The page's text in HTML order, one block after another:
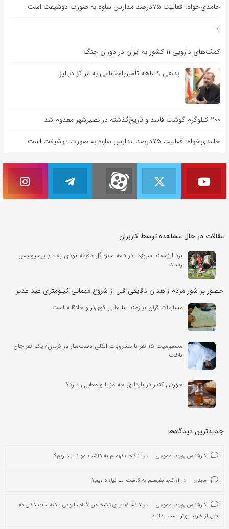
حامدی‌خواه: فعالیت ۷۵درصد مدارس ساوه به صورت دوشیفت است
کمک‌های دارویی ۱۱ کشور به ایران در دوران جنگ
بدهی ۹ ماهه تأمین‌اجتماعی به مراکز دیالیز
۲۰۰ کیلوگرم گوشت فاسد و تاریخ‌گذشته در نصیرشهر معدوم شد
حامدی‌خواه: فعالیت ۷۵درصد مدارس ساوه به صورت دوشیفت است
مقالات در حال مشاهده توسط کاربران
برد ارزشمند سرخ‌ها در قلعه سبز؛ گل دقیقه نودی به دادِ پرسپولیس
رسید!
حضور پر شور مردم زاهدان دقایقی قبل از شروع مهمانی کیلومتری عید غدیر
مسابقات قرآن نیازمند تبلیغاتی قوی‌تر و خلاقانه است
مسمومیت ۱۵ نفر با مشروبات الکلی دست‌ساز در کرمان/ یک نفر جان
باخت
خوردن کندر در بارداری چه مزایا و معایبی دارد؟
جدیدترین دیدگاه‌‌ها
کارشناس روابط عمومی در از کجا بفهمیم به کاشت مو نیاز داریم؟
مهدی در از کجا بفهمیم به کاشت مو نیاز داریم؟
کارشناس روابط عمومی در
۷ نشانه برای تشخیص گیاه دارویی باکیفیت؛ نکاتی که
قبل از خرید بهتر است بدانید